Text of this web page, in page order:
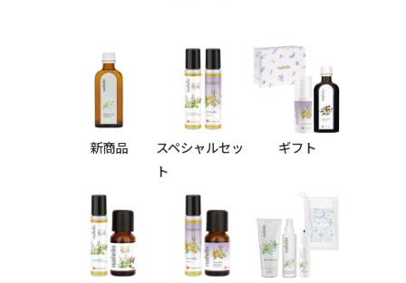
新商品
スペシャルセッ
ト
ギフト